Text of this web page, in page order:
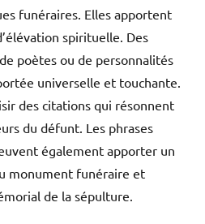
funéraires. Elles apportent
spirituelle. Des
poètes ou de personnalités
universelle et touchante.
des citations qui résonnent
du défunt. Les phrases
également apporter un
monument funéraire et
de la sépulture.